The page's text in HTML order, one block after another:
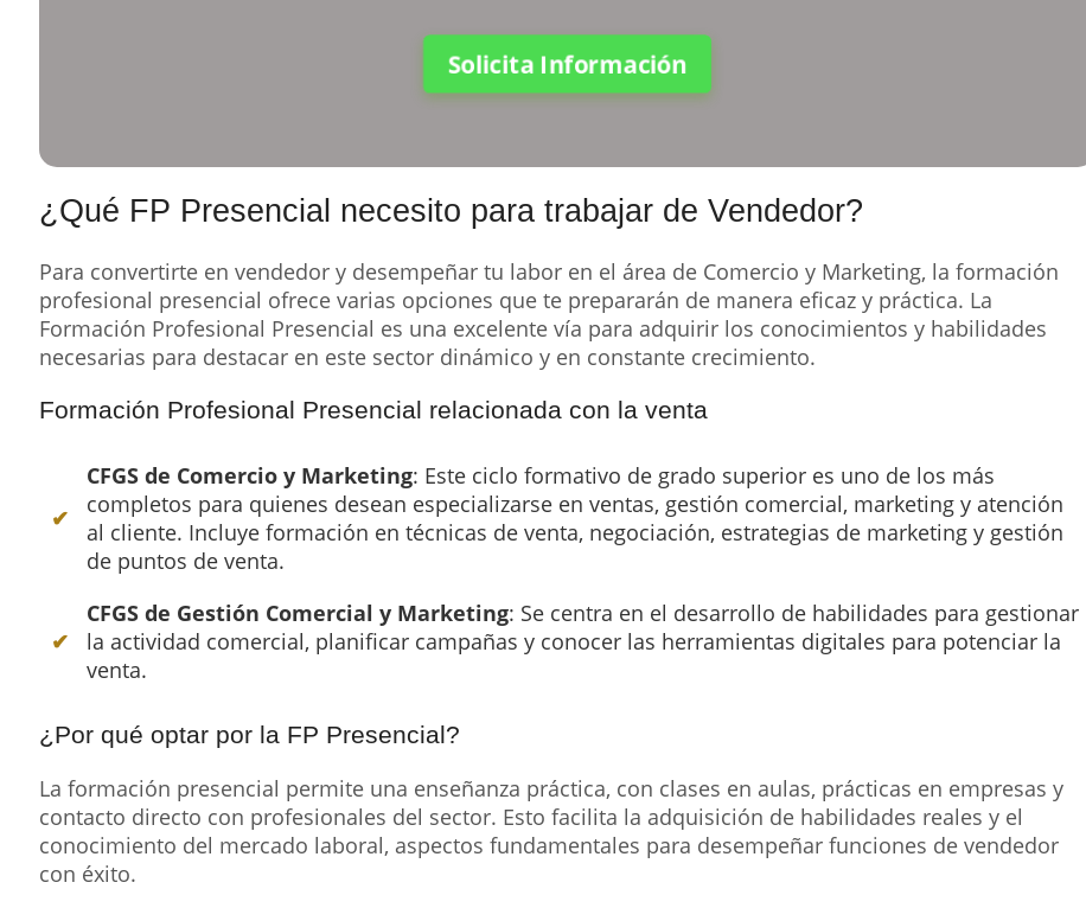
Solicita Información
¿Qué FP Presencial necesito para trabajar de Vendedor?
Para convertirte en vendedor y desempeñar tu labor en el área de Comercio y Marketing, la formación
profesional presencial ofrece varias opciones que te prepararán de manera eficaz y práctica. La
Formación Profesional Presencial es una excelente vía para adquirir los conocimientos y habilidades
necesarias para destacar en este sector dinámico y en constante crecimiento.
Formación Profesional Presencial relacionada con la venta
CFGS de Comercio y Marketing: Este ciclo formativo de grado superior es uno de los más
completos para quienes desean especializarse en ventas, gestión comercial, marketing y atención
al cliente. Incluye formación en técnicas de venta, negociación, estrategias de marketing y gestión
de puntos de venta.
CFGS de Gestión Comercial y Marketing: Se centra en el desarrollo de habilidades para gestionar
la actividad comercial, planificar campañas y conocer las herramientas digitales para potenciar la
venta.
¿Por qué optar por la FP Presencial?
La formación presencial permite una enseñanza práctica, con clases en aulas, prácticas en empresas y
contacto directo con profesionales del sector. Esto facilita la adquisición de habilidades reales y el
conocimiento del mercado laboral, aspectos fundamentales para desempeñar funciones de vendedor
con éxito.